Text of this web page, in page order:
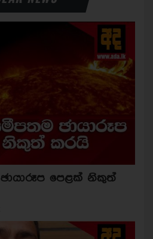
පෙළක් නිකුත්